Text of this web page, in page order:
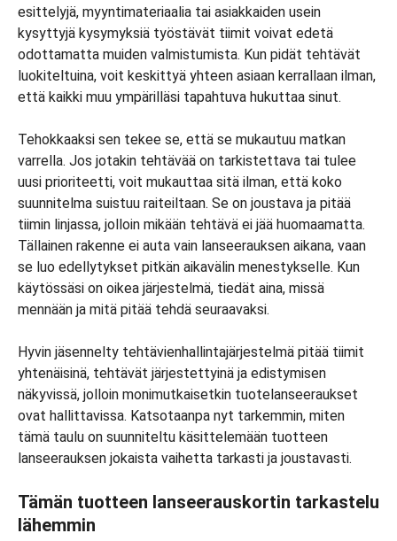
esittelyjä, myyntimateriaalia tai asiakkaiden usein
kysyttyjä kysymyksiä työstävät tiimit voivat edetä
odottamatta muiden valmistumista. Kun pidät tehtävät
luokiteltuina, voit keskittyä yhteen asiaan kerrallaan ilman,
että kaikki muu ympärilläsi tapahtuva hukuttaa sinut.
Tehokkaaksi sen tekee se, että se mukautuu matkan
varrella. Jos jotakin tehtävää on tarkistettava tai tulee
uusi prioriteetti, voit mukauttaa sitä ilman, että koko
suunnitelma suistuu raiteiltaan. Se on joustava ja pitää
tiimin linjassa, jolloin mikään tehtävä ei jää huomaamatta.
Tällainen rakenne ei auta vain lanseerauksen aikana, vaan
se luo edellytykset pitkän aikavälin menestykselle. Kun
käytössäsi on oikea järjestelmä, tiedät aina, missä
mennään ja mitä pitää tehdä seuraavaksi.
Hyvin jäsennelty tehtävienhallintajärjestelmä pitää tiimit
yhtenäisinä, tehtävät järjestettyinä ja edistymisen
näkyvissä, jolloin monimutkaisetkin tuotelanseeraukset
ovat hallittavissa. Katsotaanpa nyt tarkemmin, miten
tämä taulu on suunniteltu käsittelemään tuotteen
lanseerauksen jokaista vaihetta tarkasti ja joustavasti.
Tämän tuotteen lanseerauskortin tarkastelu
lähemmin